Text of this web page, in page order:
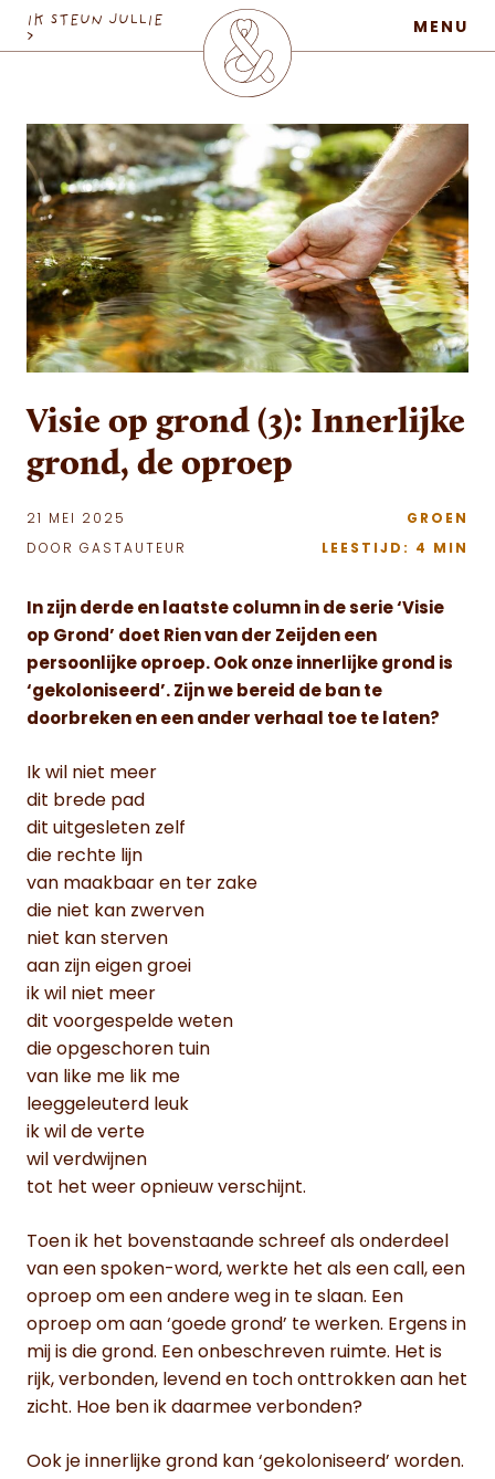
MaatschapWij
MENU
IK STEUN JULLIE
>
Visie op grond (3): Innerlijke
grond, de oproep
21 MEI 2025
DOOR GASTAUTEUR
GROEN
LEESTIJD: 4 MIN
In zijn derde en laatste column in de serie ‘Visie
op Grond’ doet Rien van der Zeijden een
persoonlijke oproep. Ook onze innerlijke grond is
‘gekoloniseerd’. Zijn we bereid de ban te
doorbreken en een ander verhaal toe te laten?
Ik wil niet meer
dit brede pad
dit uitgesleten zelf
die rechte lijn
van maakbaar en ter zake
die niet kan zwerven
niet kan sterven
aan zijn eigen groei
ik wil niet meer
dit voorgespelde weten
die opgeschoren tuin
van like me lik me
leeggeleuterd leuk
ik wil de verte
wil verdwijnen
tot het weer opnieuw verschijnt.
Toen ik het bovenstaande schreef als onderdeel
van een spoken-word, werkte het als een call, een
oproep om een andere weg in te slaan. Een
oproep om aan ‘goede grond’ te werken. Ergens in
mij is die grond. Een onbeschreven ruimte. Het is
rijk, verbonden, levend en toch onttrokken aan het
zicht. Hoe ben ik daarmee verbonden?
Ook je innerlijke grond kan ‘gekoloniseerd’ worden.